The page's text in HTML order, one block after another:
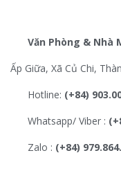
Văn Phòng & Nhà
Ấp Giữa, Xã Củ Chi,
Hotline: (+84)
Whatsapp/ Viber :
Zalo : (+84)